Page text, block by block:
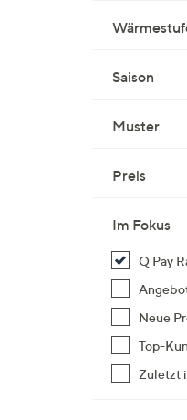
Saison
Muster
Preis
Im Fokus
Q Pay
Neue
Top-
Zuletzt